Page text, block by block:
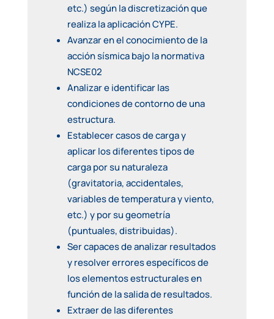
etc.) según la discretización que
realiza la aplicación CYPE.
Avanzar en el conocimiento de la
acción sísmica bajo la normativa
NCSE02
Analizar e identificar las
condiciones de contorno de una
estructura.
Establecer casos de carga y
aplicar los diferentes tipos de
carga por su naturaleza
(gravitatoria, accidentales,
variables de temperatura y viento,
etc.) y por su geometría
(puntuales, distribuidas).
Ser capaces de analizar resultados
y resolver errores específicos de
los elementos estructurales en
función de la salida de resultados.
Extraer de las diferentes